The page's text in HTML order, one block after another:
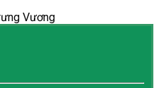
Vương